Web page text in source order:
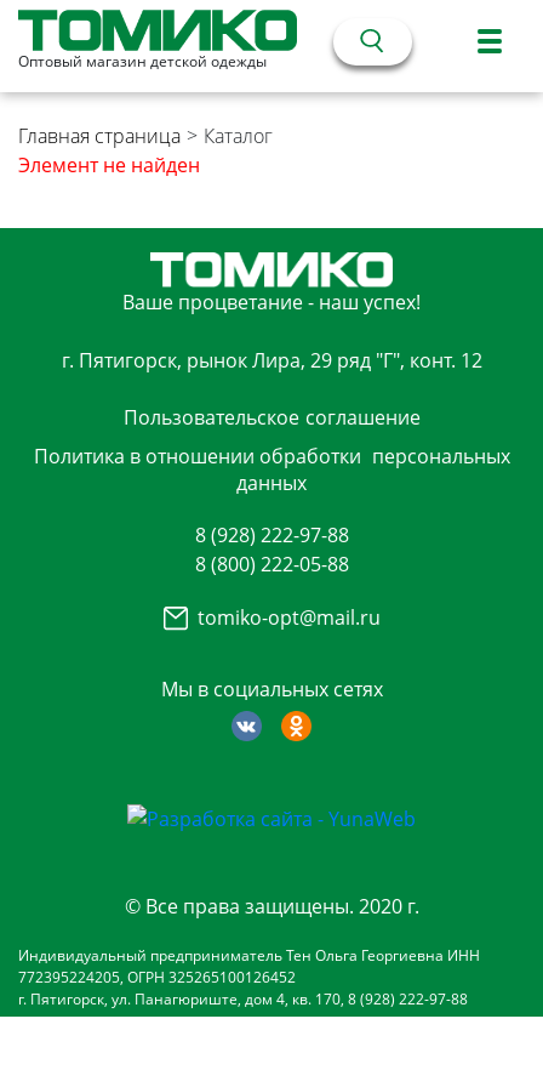
Оптовый магазин детской одежды
Главная страница > Каталог
Элемент не найден
Ваше процветание - наш успех!
г. Пятигорск, рынок Лира, 29 ряд "Г", конт. 12
Пользовательское соглашение
Политика в отношении обработки персональных
данных
Мы в социальных сетях
8 (928) 222-97-88
8 (800) 222-05-88
tomiko-opt@mail.ru
© Все права защищены. 2020 г.
Индивидуальный предприниматель Тен Ольга Георгиевна ИНН
772395224205, ОГРН 325265100126452
г. Пятигорск, ул. Панагюриште, дом 4, кв. 170, 8 (928) 222-97-88